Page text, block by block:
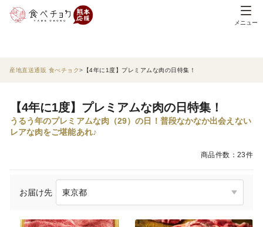
メニュー
産地直送通販 食べチョク 【4年に1度】プレミアムな肉の日特集！
【4年に1度】プレミアムな肉の日特集！
うるう年のプレミアムな肉（29）の日！普段なかなか出会えない
レアな肉をご堪能あれ♪
商品件数：23件
お届け先